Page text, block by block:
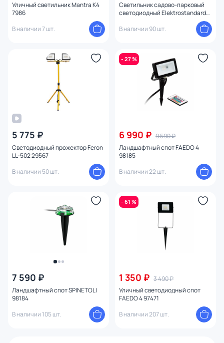
Уличный светильник Mantra K4
7986
В наличии 7 шт.
Светильник садово-парковый
светодиодный Elektrostandard
Covert черный 35173/S черный
В наличии 90 шт.
5 775 ₽
Светодиодный прожектор Feron
LL-502 29567
В наличии 50 шт.
- 27 %
6 990 ₽ 9 590 ₽
Ландшафтный спот FAEDO 4
98185
В наличии 22 шт.
7 590 ₽
Ландшафтный спот SPINETOLI
98184
В наличии 105 шт.
- 61 %
1 350 ₽ 3 490 ₽
Уличный светодиодный спот
FAEDO 4 97471
В наличии 207 шт.